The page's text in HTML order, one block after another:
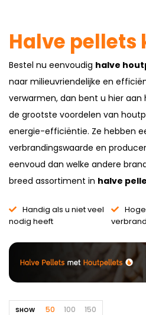
Halve pellets
Bestel nu eenvoudig halve
naar milieuvriendelijke en
verwarmen, dan bent u hier aan
de grootste voordelen van
energie-efficiëntie. Ze hebben
verbrandingswaarde en
eenvoud dan welke andere
breed assortiment in halve
Handig als u niet veel
nodig heeft
Hoge
SHOW 50 100 150